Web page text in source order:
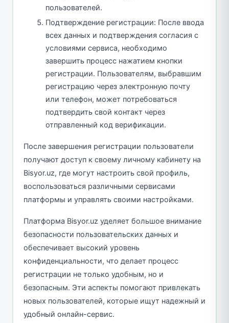
пользователей.
Подтверждение регистрации: После ввода
всех данных и подтверждения согласия с
условиями сервиса, необходимо
завершить процесс нажатием кнопки
регистрации. Пользователям, выбравшим
регистрацию через электронную почту
или телефон, может потребоваться
подтвердить свой контакт через
отправленный код верификации.
После завершения регистрации пользователи
получают доступ к своему личному кабинету на
Bisyor.uz, где могут настроить свой профиль,
воспользоваться различными сервисами
платформы и управлять своими настройками.
Платформа Bisyor.uz уделяет большое внимание
безопасности пользовательских данных и
обеспечивает высокий уровень
конфиденциальности, что делает процесс
регистрации не только удобным, но и
безопасным. Эти аспекты помогают привлекать
новых пользователей, которые ищут надежный и
удобный онлайн-сервис.